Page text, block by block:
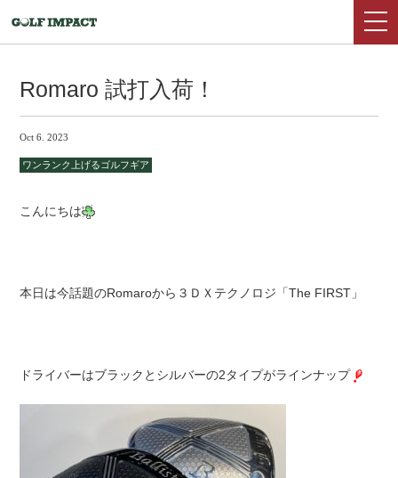
Romaro 試打入荷！
Oct 6. 2023
ワンランク上げるゴルフギア
こんにちは
本日は今話題のRomaroから３ＤＸテクノロジ「The FIRST」
ドライバーはブラックとシルバーの2タイプがラインナップ